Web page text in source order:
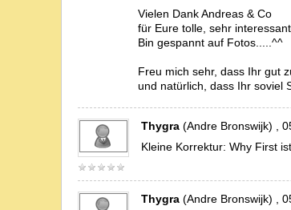
Vielen Dank Andreas & Co
für Eure tolle, sehr
Bin gespannt auf Fotos.....^^
Freu mich sehr, dass Ihr gut
und natürlich, dass Ihr soviel
Thygra (Andre Bronswijk) ,
Kleine Korrektur: Why First
Thygra (Andre Bronswijk) ,